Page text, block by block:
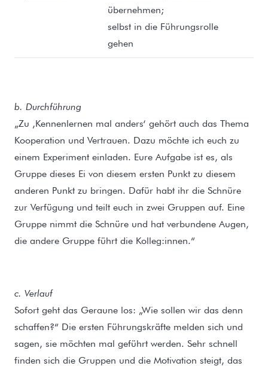
übernehmen;
selbst in die Führungsrolle
gehen
b. Durchführung
„Zu ‚Kennenlernen mal anders‘ gehört auch das Thema
Kooperation und Vertrauen. Dazu möchte ich euch zu
einem Experiment einladen. Eure Aufgabe ist es, als
Gruppe dieses Ei von diesem ersten Punkt zu diesem
anderen Punkt zu bringen. Dafür habt ihr die Schnüre
zur Verfügung und teilt euch in zwei Gruppen auf. Eine
Gruppe nimmt die Schnüre und hat verbundene Augen,
die andere Gruppe führt die Kolleg:innen.“
c. Verlauf
Sofort geht das Geraune los: „Wie sollen wir das denn
schaffen?“ Die ersten Führungskräfte melden sich und
sagen, sie möchten mal geführt werden. Sehr schnell
finden sich die Gruppen und die Motivation steigt, das